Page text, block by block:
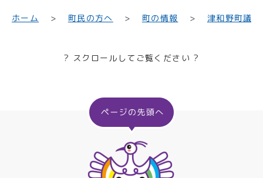
ホーム 町民の方へ 町の情報 津和野町議会
? スクロールしてご覧ください ?